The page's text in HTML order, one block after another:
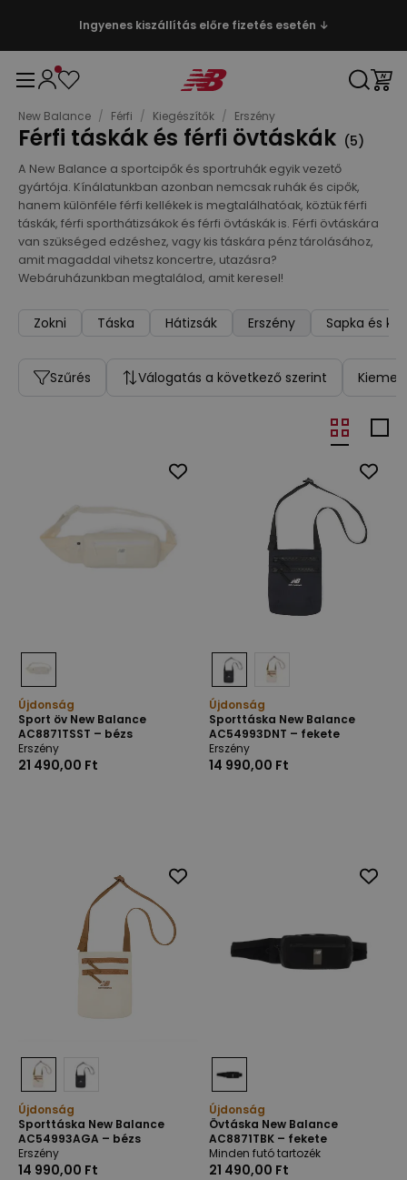
Ingyenes kiszállítás előre fizetés esetén ↓
New Balance / Férfi / Kiegészítők / Erszény
Férfi táskák és férfi övtáskák (5)
A New Balance a sportcipők és sportruhák egyik vezető
gyártója. Kínálatunkban azonban nemcsak ruhák és cipők,
hanem különféle férfi kellékek is megtalálhatóak, köztük férfi
táskák, férfi sporthátizsákok és férfi övtáskák is. Férfi övtáskára
van szükséged edzéshez, vagy kis táskára pénz tárolásához,
amit magaddal vihetsz koncertre, utazásra?
Webáruházunkban megtalálod, amit keresel!
Zokni Táska Hátizsák Erszény Sapka és
Szűrés Válogatás a következő szerint
Újdonság
Sport öv New Balance
AC8871TSST – bézs
Erszény
21 490,00 Ft
Újdonság
Sporttáska New Balance
AC54993DNT – fekete
Erszény
14 990,00 Ft
Újdonság
Sporttáska New Balance
AC54993AGA – bézs
Erszény
14 990,00 Ft
Újdonság
Övtáska New Balance
AC8871TBK – fekete
Minden futó tartozék
21 490,00 Ft